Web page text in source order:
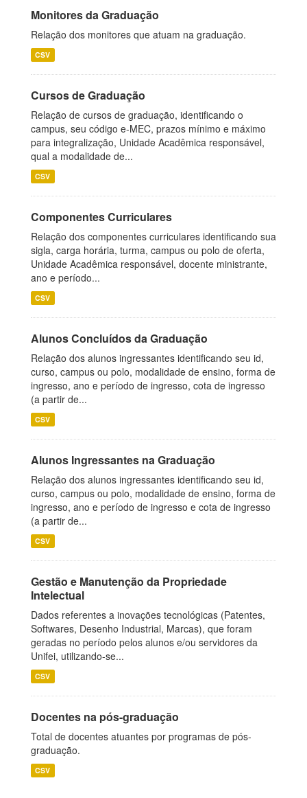
Monitores da Graduação
Relação dos monitores que atuam na graduação.
CSV
Cursos de Graduação
Relação de cursos de graduação, identificando o
campus, seu código e-MEC, prazos mínimo e máximo
para integralização, Unidade Acadêmica responsável,
qual a modalidade de...
CSV
Componentes Curriculares
Relação dos componentes curriculares identificando sua
sigla, carga horária, turma, campus ou polo de oferta,
Unidade Acadêmica responsável, docente ministrante,
ano e período...
CSV
Alunos Concluídos da Graduação
Relação dos alunos ingressantes identificando seu id,
curso, campus ou polo, modalidade de ensino, forma de
ingresso, ano e período de ingresso, cota de ingresso
(a partir de...
CSV
Alunos Ingressantes na Graduação
Relação dos alunos ingressantes identificando seu id,
curso, campus ou polo, modalidade de ensino, forma de
ingresso, ano e período de ingresso e cota de ingresso
(a partir de...
CSV
Gestão e Manutenção da Propriedade
Intelectual
Dados referentes a inovações tecnológicas (Patentes,
Softwares, Desenho Industrial, Marcas), que foram
geradas no período pelos alunos e/ou servidores da
Unifei, utilizando-se...
CSV
Docentes na pós-graduação
Total de docentes atuantes por programas de pós-
graduação.
CSV